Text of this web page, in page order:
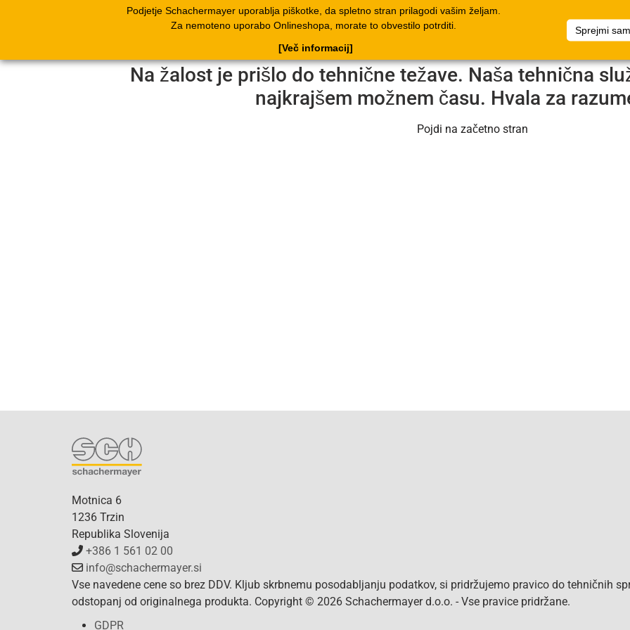
Podjetje Schachermayer uporablja piškotke, da spletno stran prilagodi vašim željam.
Za nemoteno uporabo Onlineshopa, morate to obvestilo potrditi.
Sprejmi
[Več informacij]
Izdelki Katalogi Potrdila Podjetje Skupine artiklov Dokumenti
Na žalost je prišlo do tehnične težave. Naša tehnična
najkrajšem možnem času. Hvala za
Pojdi na začetno stran
Motnica 6
1236 Trzin
Republika Slovenija
+386 1 561 02 00
info@schachermayer.si
Vse navedene cene so brez DDV. Kljub skrbnemu posodabljanju podatkov, si pridržujemo pravico do tehničnih
odstopanj od originalnega produkta. Copyright © 2026 Schachermayer d.o.o. - Vse pravice pridržane.
GDPR